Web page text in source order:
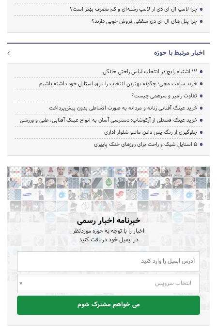
چرا لامپ ال ای دی از لامپ رشته‌ای و کم مصرف بهتر است؟
چرا پنل های ال ای دی سقفی فروش خوبی دارند؟
اخبار مرتبط با حوزه
۱۲ اشتباه رایج در انتخاب لباس راحتی خانگی
خرید ساعت مچی؛ چگونه بهترین انتخاب را برای استایل خود داشته باشیم
تفاوت رامپر و سرهمی چیست؟
خرید عینک آفتابی زنانه و مردانه به صورت اقساطی بدون پیش‌پرداخت
خرید عینک قسطی از آرکوشاپ: دسترسی آسان به انواع عینک آفتابی، طبی و ورزشی
جلوگیری از رنگ پس دادن مانتو شلوار اداری
۵ استایل شیک و راحت برای روزهای خنک پاییزی
خبرنامه اخبار رسمی
اخبار را با توجه به حوزه موردنظر
در ایمیل خود دریافت کنید
انتخاب سرویس
می خواهم مشترک شوم